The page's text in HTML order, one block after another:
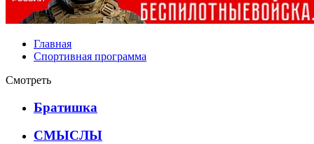
Главная
Спортивная программа
Смотреть
Братишка
СМЫСЛЫ